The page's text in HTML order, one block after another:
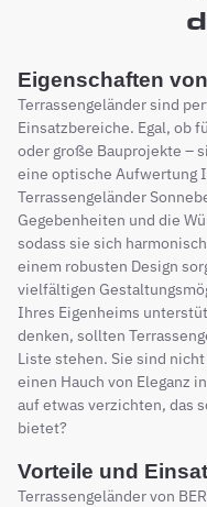
Eigenschaften
Terrassengeländer sind
Einsatzbereiche. Egal, ob
oder große Bauprojekte –
eine optische Aufwertung
Terrassengeländer
Gegebenheiten und die
sodass sie sich
einem robusten Design
vielfältigen
Ihres Eigenheims
denken, sollten
Liste stehen. Sie sind
einen Hauch von Eleganz
auf etwas verzichten, das
bietet?
Vorteile und
Terrassengeländer von